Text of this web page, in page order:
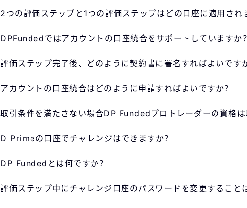
2つの評価ステップと1つの評価ステップはどの口座に適用され
DPFundedではアカウントの口座統合をサポートしていますか？
評価ステップ完了後、どのように契約書に署名すればよいです
アカウントの口座統合はどのように申請すればよいですか？
取引条件を満たさない場合DP Fundedプロトレーダーの資格は
D Primeの口座でチャレンジはできますか？
DP Fundedとは何ですか？
評価ステップ中にチャレンジ口座のパスワードを変更すること